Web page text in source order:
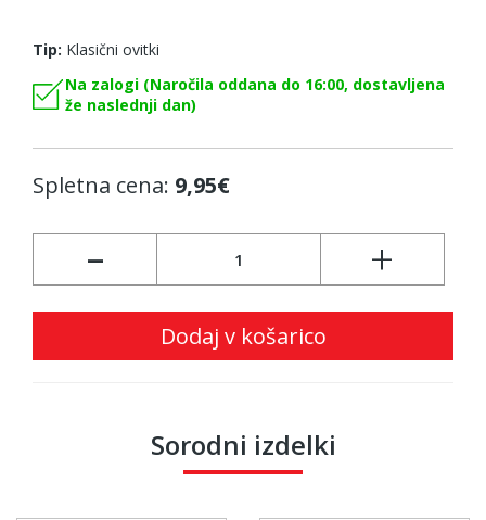
Tip: Klasični ovitki
Na zalogi (Naročila oddana do 16:00, dostavljena
že naslednji dan)
Spletna cena: 9,95€
- +
Dodaj v košarico
Sorodni izdelki